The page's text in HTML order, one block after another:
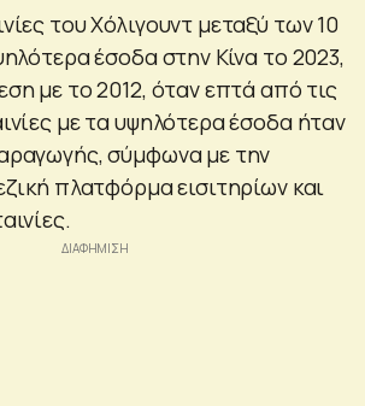
του Χόλιγουντ μεταξύ των 10
έσοδα στην Κίνα το 2023,
με το 2012, όταν επτά από τις
με τα υψηλότερα έσοδα ήταν
σύμφωνα με την
πλατφόρμα εισιτηρίων και